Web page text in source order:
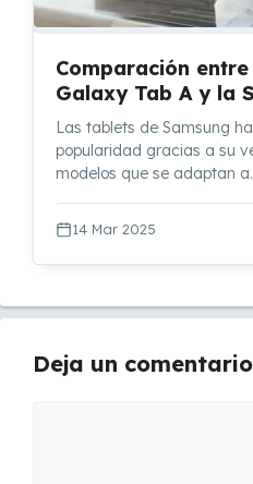
Comparación
Galaxy Tab A y la
Las tablets de Samsung
popularidad gracias a su
modelos que se adaptan
14 Mar 2025
Deja un comentario